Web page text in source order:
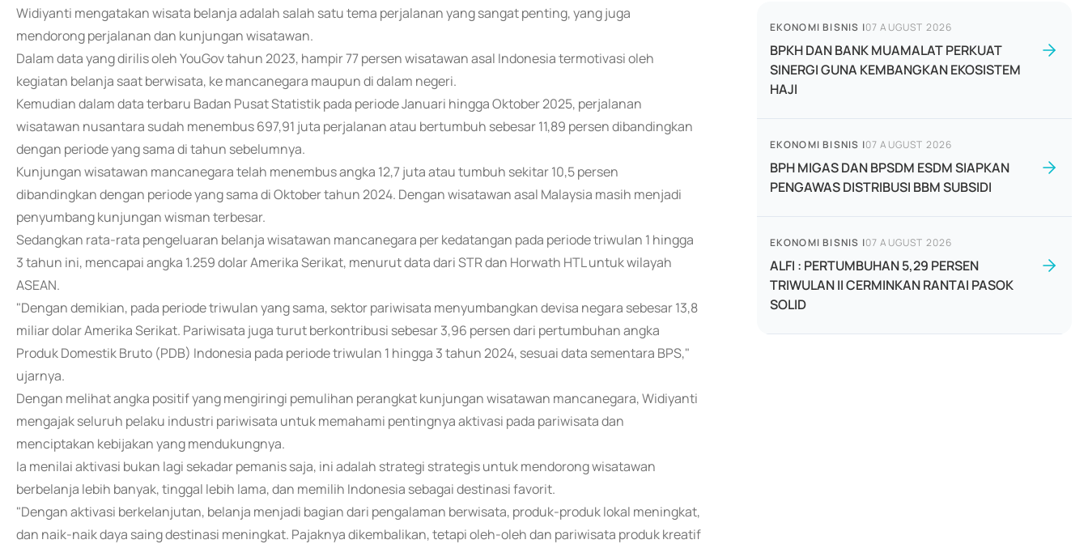
Widiyanti mengatakan wisata belanja adalah salah satu tema perjalanan yang sangat penting, yang juga
mendorong perjalanan dan kunjungan wisatawan.
Dalam data yang dirilis oleh YouGov tahun 2023, hampir 77 persen wisatawan asal Indonesia termotivasi oleh
kegiatan belanja saat berwisata, ke mancanegara maupun di dalam negeri.
Kemudian dalam data terbaru Badan Pusat Statistik pada periode Januari hingga Oktober 2025, perjalanan
wisatawan nusantara sudah menembus 697,91 juta perjalanan atau bertumbuh sebesar 11,89 persen dibandingkan
dengan periode yang sama di tahun sebelumnya.
Kunjungan wisatawan mancanegara telah menembus angka 12,7 juta atau tumbuh sekitar 10,5 persen
dibandingkan dengan periode yang sama di Oktober tahun 2024. Dengan wisatawan asal Malaysia masih menjadi
penyumbang kunjungan wisman terbesar.
Sedangkan rata-rata pengeluaran belanja wisatawan mancanegara per kedatangan pada periode triwulan 1 hingga
3 tahun ini, mencapai angka 1.259 dolar Amerika Serikat, menurut data dari STR dan Horwath HTL untuk wilayah
ASEAN.
"Dengan demikian, pada periode triwulan yang sama, sektor pariwisata menyumbangkan devisa negara sebesar 13,8
miliar dolar Amerika Serikat. Pariwisata juga turut berkontribusi sebesar 3,96 persen dari pertumbuhan angka
Produk Domestik Bruto (PDB) Indonesia pada periode triwulan 1 hingga 3 tahun 2024, sesuai data sementara BPS,"
ujarnya.
Dengan melihat angka positif yang mengiringi pemulihan perangkat kunjungan wisatawan mancanegara, Widiyanti
mengajak seluruh pelaku industri pariwisata untuk memahami pentingnya aktivasi pada pariwisata dan
menciptakan kebijakan yang mendukungnya.
Ia menilai aktivasi bukan lagi sekadar pemanis saja, ini adalah strategi strategis untuk mendorong wisatawan
berbelanja lebih banyak, tinggal lebih lama, dan memilih Indonesia sebagai destinasi favorit.
"Dengan aktivasi berkelanjutan, belanja menjadi bagian dari pengalaman berwisata, produk-produk lokal meningkat,
dan naik-naik daya saing destinasi meningkat. Pajaknya dikembalikan, tetapi oleh-oleh dan pariwisata produk kreatif
EKONOMI BISNIS |07 AUGUST 2026
BPKH DAN BANK MUAMALAT PERKUAT
SINERGI GUNA KEMBANGKAN EKOSISTEM
HAJI
EKONOMI BISNIS |07 AUGUST 2026
BPH MIGAS DAN BPSDM ESDM SIAPKAN
PENGAWAS DISTRIBUSI BBM SUBSIDI
EKONOMI BISNIS |07 AUGUST 2026
ALFI : PERTUMBUHAN 5,29 PERSEN
TRIWULAN II CERMINKAN RANTAI PASOK
SOLID